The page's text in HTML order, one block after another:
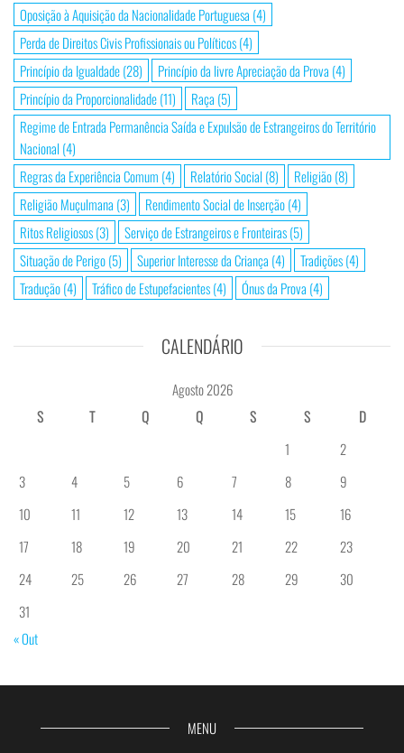
Oposição à Aquisição da Nacionalidade Portuguesa (4)
Perda de Direitos Civis Profissionais ou Políticos(4)
Princípio da Igualdade(28) Princípio da livre Apreciação da Prova (4)
Princípio da Proporcionalidade(11) Raça (5)
Regime de Entrada Permanência Saída e Expulsão de Estrangeiros do Território
Nacional (4)
Regras da Experiência Comum (4) Relatório Social (8) Religião(8)
Religião Muçulmana (3) Rendimento Social de Inserção(4)
Ritos Religiosos(3) Serviço de Estrangeiros e Fronteiras(5)
Situação de Perigo(5) Superior Interesse da Criança (4) Tradições(4)
Tradução(4) Tráfico de Estupefacientes(4) Ónus da Prova (4)
CALENDÁRIO
Agosto 2026
S
T Q Q S S
D
1
2
3
4 5 6 7 8
9
10
11 12 13 14 15
16
17
18 19 20 21 22
23
24
25 26 27 28 29
30
31
« Out
MENU